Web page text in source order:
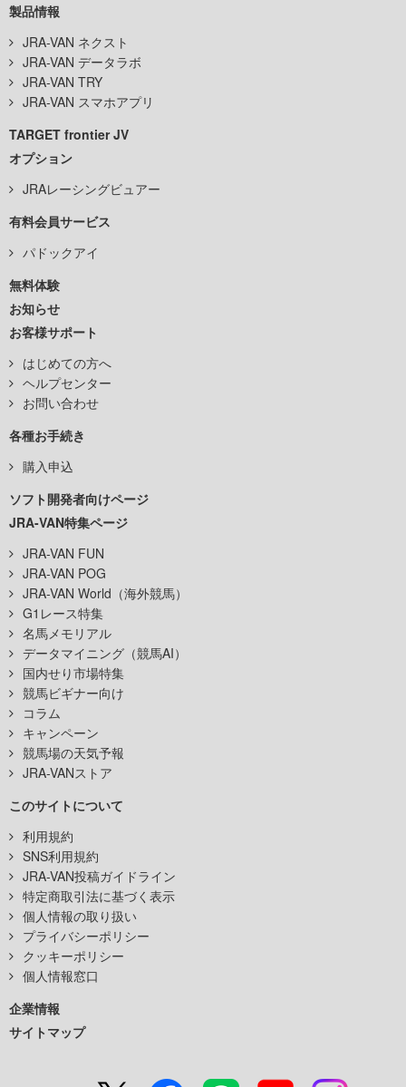
製品情報
JRA-VAN ネクスト
JRA-VAN データラボ
JRA-VAN TRY
JRA-VAN スマホアプリ
TARGET frontier JV
オプション
JRAレーシングビュアー
有料会員サービス
パドックアイ
無料体験
お知らせ
お客様サポート
はじめての方へ
ヘルプセンター
お問い合わせ
各種お手続き
購入申込
ソフト開発者向けページ
JRA-VAN特集ページ
JRA-VAN FUN
JRA-VAN POG
JRA-VAN World（海外競馬）
G1レース特集
名馬メモリアル
データマイニング（競馬AI）
国内せり市場特集
競馬ビギナー向け
コラム
キャンペーン
競馬場の天気予報
JRA-VANストア
このサイトについて
利用規約
SNS利用規約
JRA-VAN投稿ガイドライン
特定商取引法に基づく表示
個人情報の取り扱い
プライバシーポリシー
クッキーポリシー
個人情報窓口
企業情報
サイトマップ